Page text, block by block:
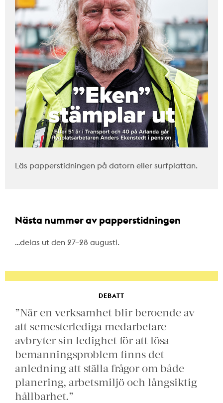
Läs papperstidningen på datorn eller surfplattan.
Nästa nummer av papperstidningen
…delas ut den 27–28 augusti.
DEBATT
”När en verksamhet blir beroende av
att semesterlediga medarbetare
avbryter sin ledighet för att lösa
bemanningsproblem finns det
anledning att ställa frågor om både
planering, arbetsmiljö och långsiktig
hållbarhet.”